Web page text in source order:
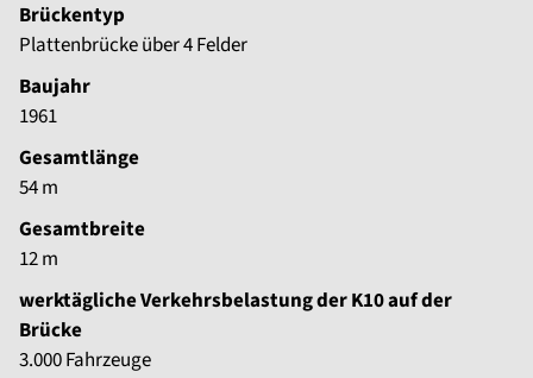
Brückentyp
Plattenbrücke über 4 Felder
Baujahr
1961
Gesamtlänge
54 m
Gesamtbreite
12 m
werktägliche Verkehrsbelastung der K10 auf der
Brücke
3.000 Fahrzeuge